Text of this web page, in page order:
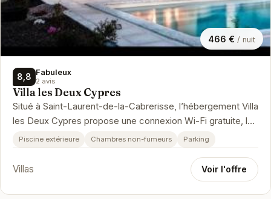
466 € / nuit
8,8 Fabuleux
2 avis
Villa les Deux Cypres
Situé à Saint-Laurent-de-la-Cabrerisse, l’hébergement Villa
les Deux Cypres propose une connexion Wi-Fi gratuite, la
climatisation…
Piscine extérieure Chambres non-fumeurs Parking
Villas Voir l'offre